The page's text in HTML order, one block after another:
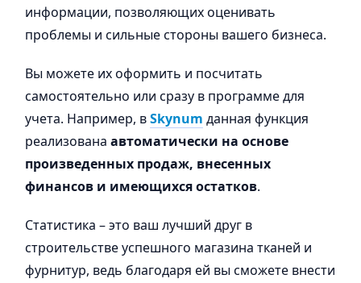
информации, позволяющих оценивать
проблемы и сильные стороны вашего бизнеса.
Вы можете их оформить и посчитать
самостоятельно или сразу в программе для
учета. Например, вSkynum данная функция
реализована автоматически на основе
произведенных продаж, внесенных
финансов и имеющихся остатков.
Статистика – это ваш лучший друг в
строительстве успешного магазина тканей и
фурнитур, ведь благодаря ей вы сможете внести